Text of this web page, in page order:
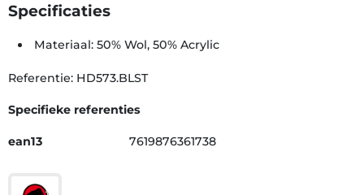
Specificaties
Materiaal: 50% Wol, 50% Acrylic
Referentie: HD573.BLST
Specifieke referenties
ean13 7619876361738